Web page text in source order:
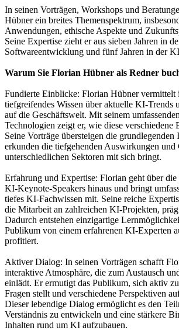
In seinen Vorträgen, Workshops und
Hübner ein breites Themenspektrum,
Anwendungen, ethische Aspekte und
Seine Expertise zieht er aus sieben Jahren in
Softwareentwicklung und fünf Jahren in der
Warum Sie Florian Hübner als Redner
Fundierte Einblicke: Florian Hübner vermittelt
tiefgreifendes Wissen über aktuelle KI-Trends
auf die Geschäftswelt. Mit seinem
Technologien zeigt er, wie diese verschiedene
Seine Vorträge übersteigen die
erkunden die tiefgehenden Auswirkungen
unterschiedlichen Sektoren mit sich bringt.
Erfahrung und Expertise: Florian geht über
KI-Keynote-Speakers hinaus und bringt
tiefes KI-Fachwissen mit. Seine reiche
die Mitarbeit an zahlreichen KI-Projekten,
Dadurch entstehen einzigartige
Publikum von einem erfahrenen KI-Experten
profitiert.
Aktiver Dialog: In seinen Vorträgen schafft
interaktive Atmosphäre, die zum Austausch
einlädt. Er ermutigt das Publikum, sich aktiv
Fragen stellt und verschiedene Perspektiven
Dieser lebendige Dialog ermöglicht es den
Verständnis zu entwickeln und eine stärkere
Inhalten rund um KI aufzubauen.